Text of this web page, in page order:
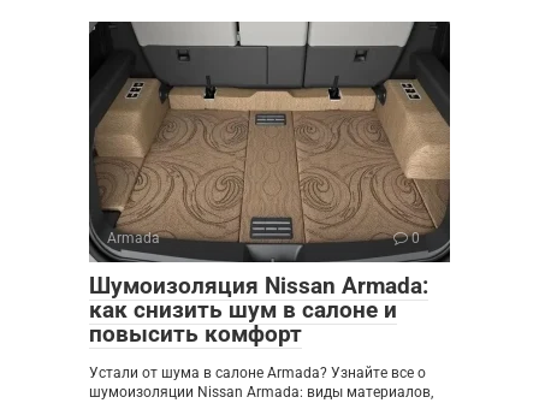
Armada 0
Шумоизоляция Nissan Armada:
как снизить шум в салоне и
повысить комфорт
Устали от шума в салоне Armada? Узнайте все о
шумоизоляции Nissan Armada: виды материалов,